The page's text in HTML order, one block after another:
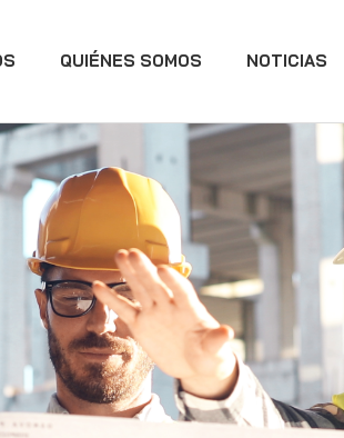
QUIÉNES SOMOS NOTICIAS